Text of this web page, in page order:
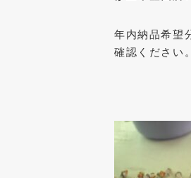
年内納品希望
確認ください。